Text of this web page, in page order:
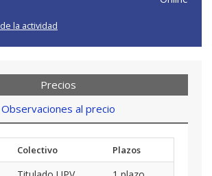
de la actividad
Precios
Observaciones al precio
Colectivo
Plazos